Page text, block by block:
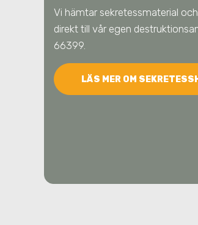
Vi hämtar sekretessmaterial
direkt till vår egen
66399.
LÄS MER OM